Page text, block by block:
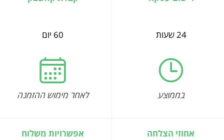
24 שעות
בממוצע
60 יום
לאחר מימוש ההזמנה
אחוזי הצלחה אפשרויות משלוח